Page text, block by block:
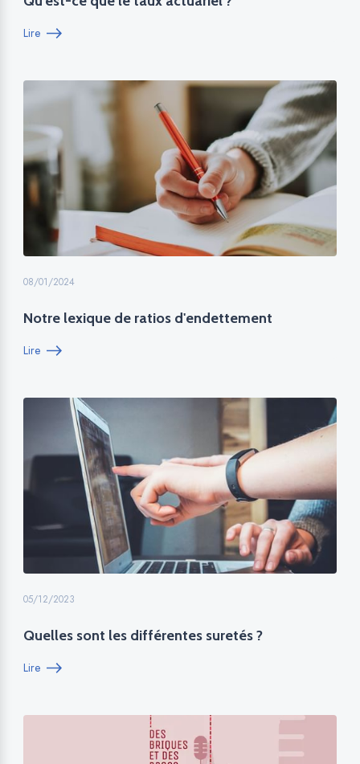
Lire
08/01/2024
Notre lexique de ratios d'endettement
Lire
05/12/2023
Quelles sont les différentes suretés ?
Lire